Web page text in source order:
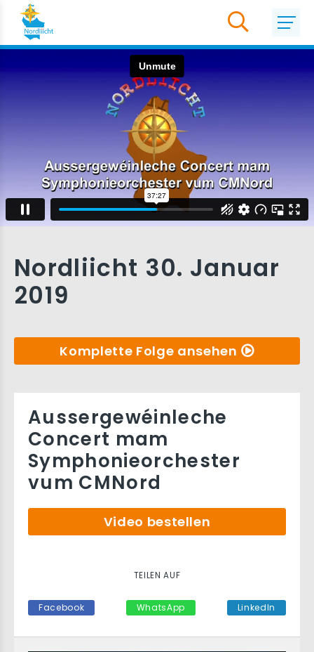
Nordliicht 30. Januar
2019
Komplette Folge ansehen
Aussergewéinleche
Concert mam
Symphonieorchester
vum CMNord
Video bestellen
TEILEN AUF
Facebook WhatsApp LinkedIn